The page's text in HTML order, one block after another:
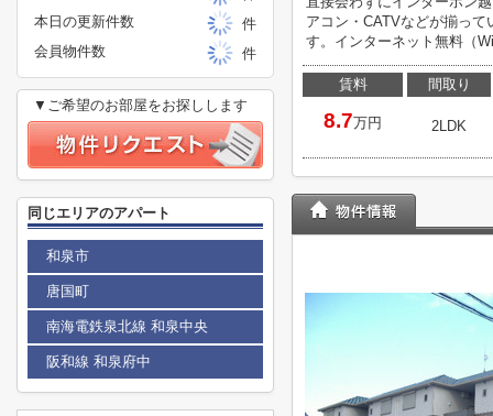
アコン・CATVなどが揃っ
す。インターネット無料（
賃料
8.7万円
間取り
2LDK
本日の更新件数
件
会員物件数
件
▼ご希望のお部屋をお探しします
同じエリアのアパート
和泉市
唐国町
南海電鉄泉北線 和泉中央
阪和線 和泉府中